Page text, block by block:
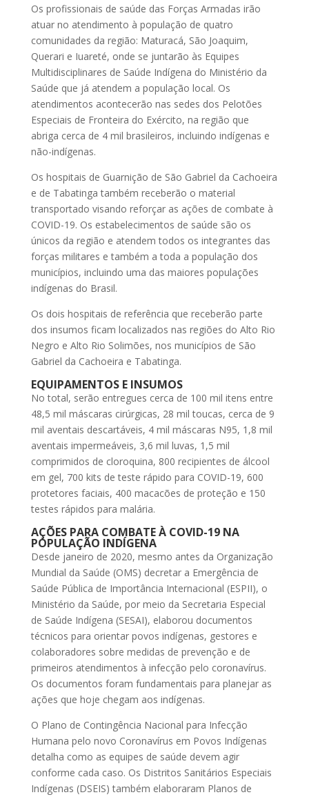
Os profissionais de saúde das Forças Armadas irão
atuar no atendimento à população de quatro
comunidades da região: Maturacá, São Joaquim,
Querari e Iuareté, onde se juntarão às Equipes
Multidisciplinares de Saúde Indígena do Ministério da
Saúde que já atendem a população local. Os
atendimentos acontecerão nas sedes dos Pelotões
Especiais de Fronteira do Exército, na região que
abriga cerca de 4 mil brasileiros, incluindo indígenas e
não-indígenas.
Os hospitais de Guarnição de São Gabriel da Cachoeira
e de Tabatinga também receberão o material
transportado visando reforçar as ações de combate à
COVID-19. Os estabelecimentos de saúde são os
únicos da região e atendem todos os integrantes das
forças militares e também a toda a população dos
municípios, incluindo uma das maiores populações
indígenas do Brasil.
Os dois hospitais de referência que receberão parte
dos insumos ficam localizados nas regiões do Alto Rio
Negro e Alto Rio Solimões, nos municípios de São
Gabriel da Cachoeira e Tabatinga.
EQUIPAMENTOS E INSUMOS
No total, serão entregues cerca de 100 mil itens entre
48,5 mil máscaras cirúrgicas, 28 mil toucas, cerca de 9
mil aventais descartáveis, 4 mil máscaras N95, 1,8 mil
aventais impermeáveis, 3,6 mil luvas, 1,5 mil
comprimidos de cloroquina, 800 recipientes de álcool
em gel, 700 kits de teste rápido para COVID-19, 600
protetores faciais, 400 macacões de proteção e 150
testes rápidos para malária.
AÇÕES PARA COMBATE À COVID-19 NA
POPULAÇÃO INDÍGENA
Desde janeiro de 2020, mesmo antes da Organização
Mundial da Saúde (OMS) decretar a Emergência de
Saúde Pública de Importância Internacional (ESPII), o
Ministério da Saúde, por meio da Secretaria Especial
de Saúde Indígena (SESAI), elaborou documentos
técnicos para orientar povos indígenas, gestores e
colaboradores sobre medidas de prevenção e de
primeiros atendimentos à infecção pelo coronavírus.
Os documentos foram fundamentais para planejar as
ações que hoje chegam aos indígenas.
O Plano de Contingência Nacional para Infecção
Humana pelo novo Coronavírus em Povos Indígenas
detalha como as equipes de saúde devem agir
conforme cada caso. Os Distritos Sanitários Especiais
Indígenas (DSEIS) também elaboraram Planos de